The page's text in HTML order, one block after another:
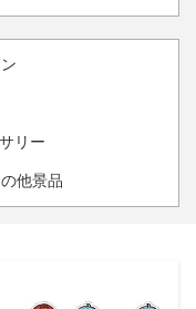
リー
他景品